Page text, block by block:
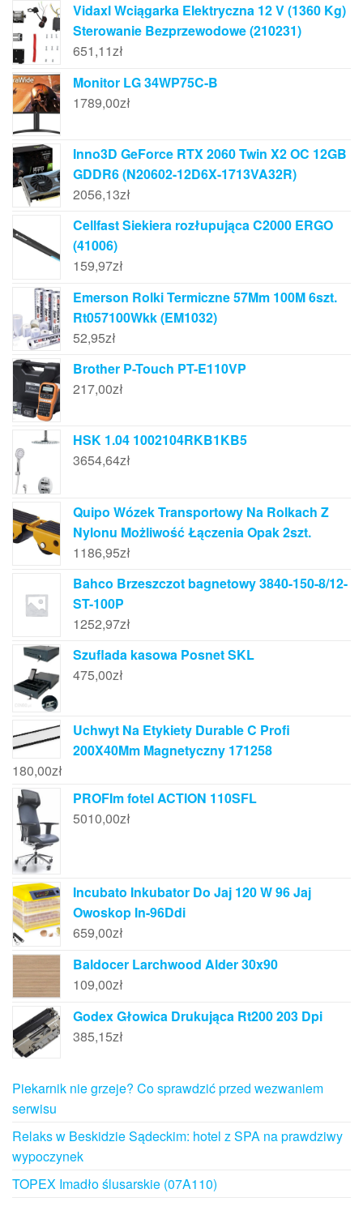
Vidaxl Wciągarka Elektryczna 12 V (1360 Kg)
Sterowanie Bezprzewodowe (210231)
651,11zł
Monitor LG 34WP75C-B
1789,00zł
Inno3D GeForce RTX 2060 Twin X2 OC 12GB
GDDR6 (N20602-12D6X-1713VA32R)
2056,13zł
Cellfast Siekiera rozłupująca C2000 ERGO
(41006)
159,97zł
Emerson Rolki Termiczne 57Mm 100M 6szt.
Rt057100Wkk (EM1032)
52,95zł
Brother P-Touch PT-E110VP
217,00zł
HSK 1.04 1002104RKB1KB5
3654,64zł
Quipo Wózek Transportowy Na Rolkach Z
Nylonu Możliwość Łączenia Opak 2szt.
1186,95zł
Bahco Brzeszczot bagnetowy 3840-150-8/12-
ST-100P
1252,97zł
Szuflada kasowa Posnet SKL
475,00zł
Uchwyt Na Etykiety Durable C Profi
200X40Mm Magnetyczny 171258
180,00zł
PROFIm fotel ACTION 110SFL
5010,00zł
Incubato Inkubator Do Jaj 120 W 96 Jaj
Owoskop In-96Ddi
659,00zł
Baldocer Larchwood Alder 30x90
109,00zł
Godex Głowica Drukująca Rt200 203 Dpi
385,15zł
Piekarnik nie grzeje? Co sprawdzić przed wezwaniem
serwisu
Relaks w Beskidzie Sądeckim: hotel z SPA na prawdziwy
wypoczynek
TOPEX Imadło ślusarskie (07A110)